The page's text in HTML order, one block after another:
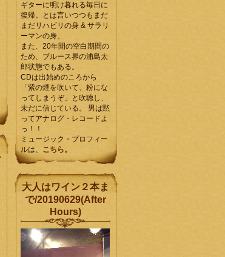
ギターに明け暮れる毎日に
復帰。とは言いつつもまだ
まだリハビリの身 & サラリ
ーマンの身。
また、20年間の空白期間の
ため、ブルース界の浦島太
郎状態でもある。
CDは出始めのころから
「紫の煙を吹いて、粉にな
ってしまうぞ」と吹聴し、
未だに信じている。 男は黙
ってアナログ・レコードよ
っ！！
ミュージック・プロフィー
ルは、 こちら。
大人はワイン２本ま
で/20190629(After
Hours)
動
画